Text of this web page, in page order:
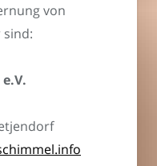
von
sind: